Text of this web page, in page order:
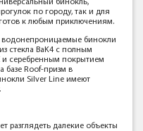
бинокль,
по городу, так и для
к любым приключениям.
бинокли
стекла BaK4 с полным
и серебренным покрытием
базе Roof-призм в
Silver Line имеют
разглядеть далекие объекты